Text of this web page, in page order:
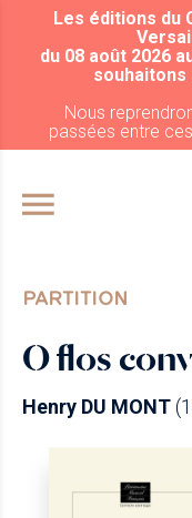
ALLER
Les éditions du
du 08 août 2026
souhaitons
Nous
passées entre
PARTITION
O flos
Henry DU MONT